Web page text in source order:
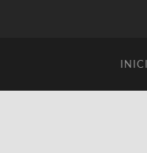
INICI